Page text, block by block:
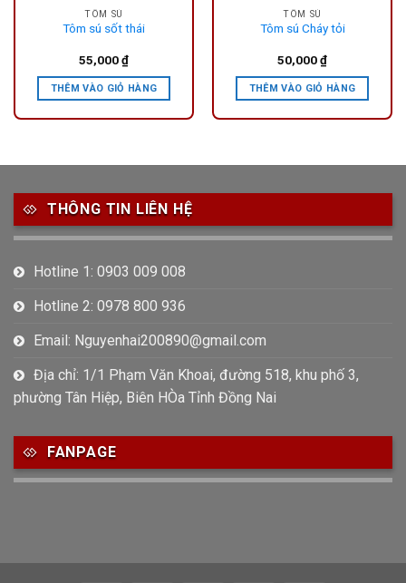
TÔM SÚ
Tôm sú sốt thái
55,000₫
THÊM VÀO GIỎ HÀNG
TÔM SÚ
Tôm sú Cháy tỏi
50,000₫
THÊM VÀO GIỎ HÀNG
THÔNG TIN LIÊN HỆ
Hotline 1: 0903 009 008
Hotline 2: 0978 800 936
Email: Nguyenhai200890@gmail.com
Địa chỉ: 1/1 Phạm Văn Khoai, đường 518, khu phố 3,
phường Tân Hiệp, Biên HÒa Tỉnh Đồng Nai
FANPAGE